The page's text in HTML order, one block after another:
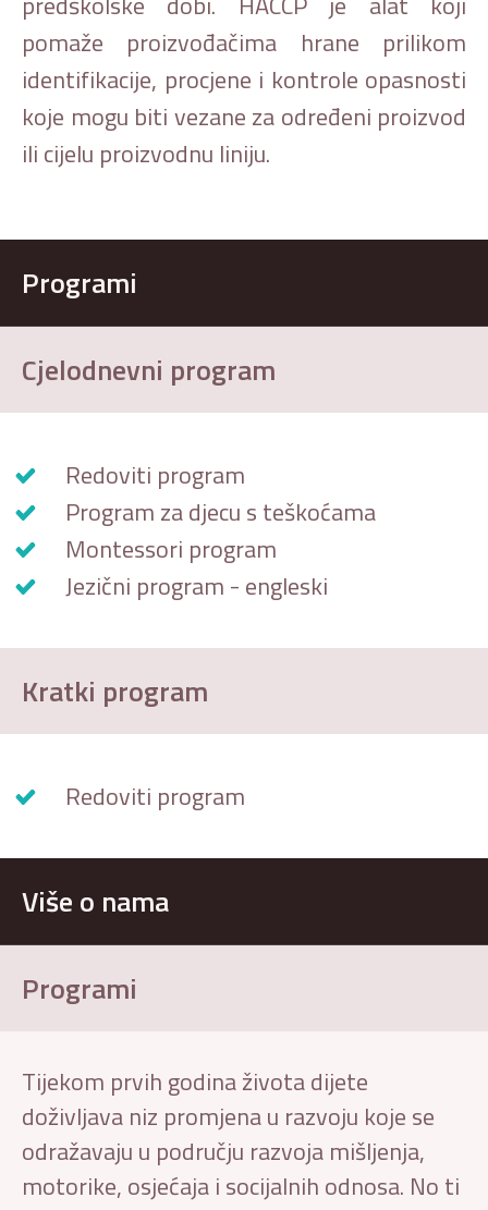
pomaže proizvođačima hrane prilikom
identifikacije, procjene i kontrole opasnosti
koje mogu biti vezane za određeni proizvod
ili cijelu proizvodnu liniju.
Programi
Cjelodnevni program
Redoviti program
Program za djecu s teškoćama
Montessori program
Jezični program - engleski
Kratki program
Redoviti program
Više o nama
Programi
Tijekom prvih godina života dijete
doživljava niz promjena u razvoju koje se
odražavaju u području razvoja mišljenja,
motorike, osjećaja i socijalnih odnosa. No ti